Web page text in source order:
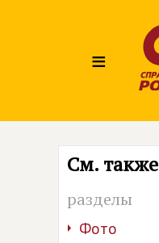
≡
См. также
разделы
Фото